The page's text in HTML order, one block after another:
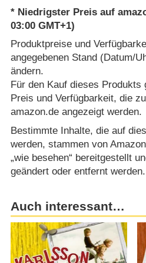
* Niedrigster Preis auf
03:00 GMT+1)
Produktpreise und
angegebenen Stand (Datum/
ändern.
Für den Kauf dieses Produkts
Preis und Verfügbarkeit, die
amazon.de angezeigt werden.
Bestimmte Inhalte, die auf
werden, stammen von
„wie besehen“ bereitgestellt
geändert oder entfernt werden.
Auch interessant…